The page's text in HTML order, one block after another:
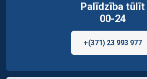
Palīdzība tūlīt
00-24
+(371) 23 993 977